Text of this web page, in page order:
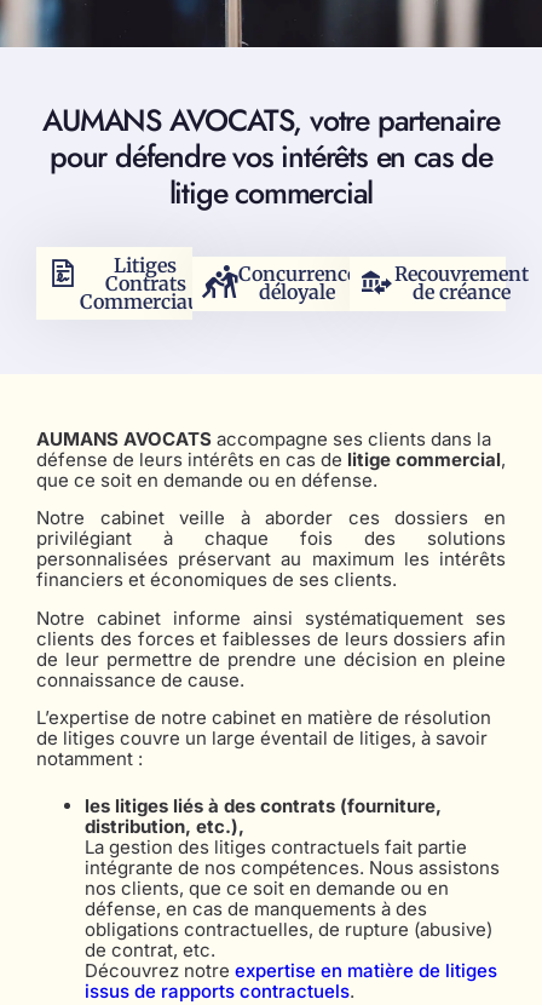
AUMANS AVOCATS, votre partenaire
pour défendre vos intérêts en cas de
litige commercial
Litiges
Contrats
Commerciaux
Concurrence
déloyale
Recouvrement
de créance
AUMANS AVOCATS accompagne ses clients dans la
défense de leurs intérêts en cas de litige commercial,
que ce soit en demande ou en défense.
Notre cabinet veille à aborder ces dossiers en
privilégiant à chaque fois des solutions
personnalisées préservant au maximum les intérêts
financiers et économiques de ses clients.
Notre cabinet informe ainsi systématiquement ses
clients des forces et faiblesses de leurs dossiers afin
de leur permettre de prendre une décision en pleine
connaissance de cause.
L’expertise de notre cabinet en matière de résolution
de litiges couvre un large éventail de litiges, à savoir
notamment :
les litiges liés à des contrats (fourniture,
distribution, etc.),
La gestion des litiges contractuels fait partie
intégrante de nos compétences. Nous assistons
nos clients, que ce soit en demande ou en
défense, en cas de manquements à des
obligations contractuelles, de rupture (abusive)
de contrat, etc.
Découvrez notre expertise en matière de litiges
issus de rapports contractuels.